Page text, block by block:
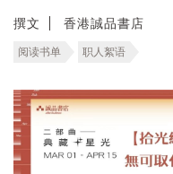
撰文 香港誠品書店
阅读书单 职人絮语